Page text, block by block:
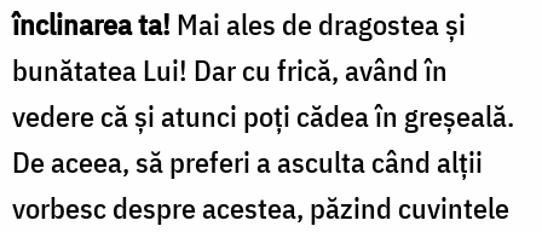
înclinarea ta! Mai ales de dragostea și
bunătatea Lui! Dar cu frică, având în
vedere că și atunci poți cădea în greșeală.
De aceea, să preferi a asculta când alții
vorbesc despre acestea, păzind cuvintele